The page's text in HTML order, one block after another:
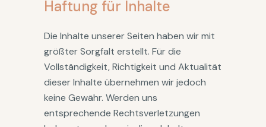
Haftung für Inhalte
Die Inhalte unserer Seiten haben wir mit
größter Sorgfalt erstellt. Für die
Vollständigkeit, Richtigkeit und Aktualität
dieser Inhalte übernehmen wir jedoch
keine Gewähr. Werden uns
entsprechende Rechtsverletzungen